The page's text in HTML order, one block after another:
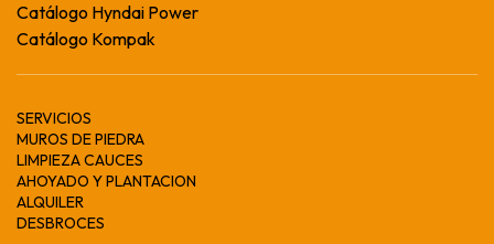
Catálogo Hyndai Power
Catálogo Kompak
SERVICIOS
MUROS DE PIEDRA
LIMPIEZA CAUCES
AHOYADO Y PLANTACION
ALQUILER
DESBROCES